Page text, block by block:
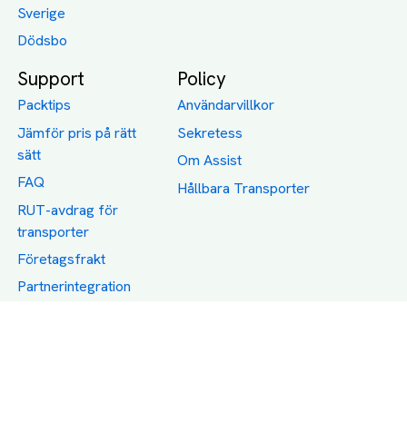
Sverige
Dödsbo
Support
Packtips
Jämför pris på rätt
sätt
FAQ
RUT-avdrag för
transporter
Företagsfrakt
Partnerintegration
Policy
Användarvillkor
Sekretess
Om Assist
Hållbara Transporter